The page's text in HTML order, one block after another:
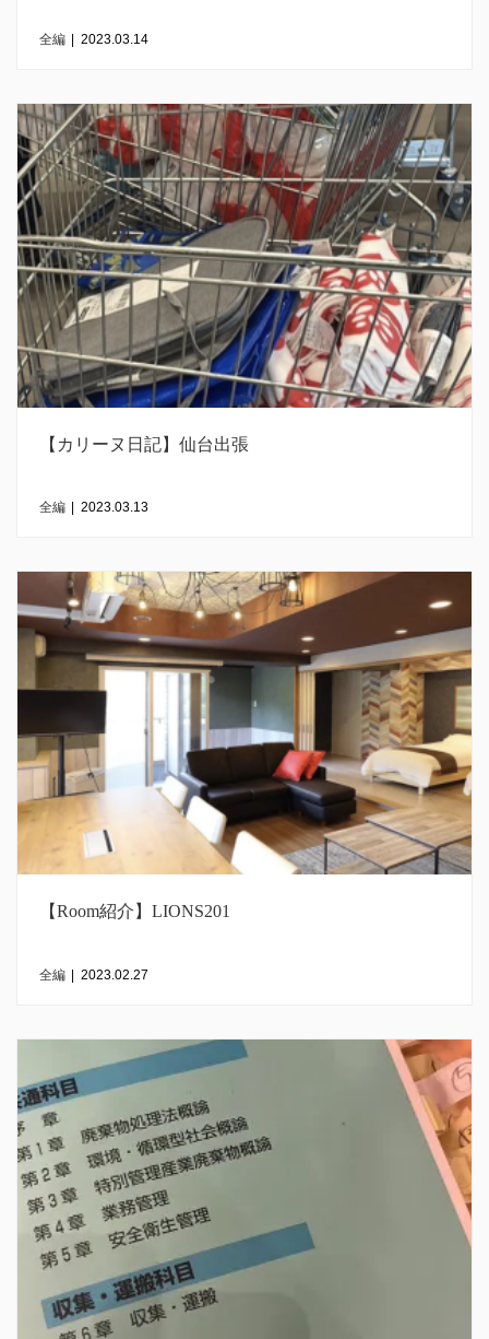
全編 2023.03.14
【カリーヌ日記】仙台出張
全編 2023.03.13
【Room紹介】LIONS201
全編 | 2023.02.27